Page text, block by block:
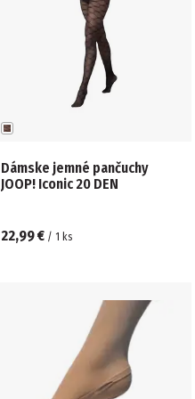
Dámske jemné pančuchy
JOOP! Iconic 20 DEN
22,99 € / 1 ks